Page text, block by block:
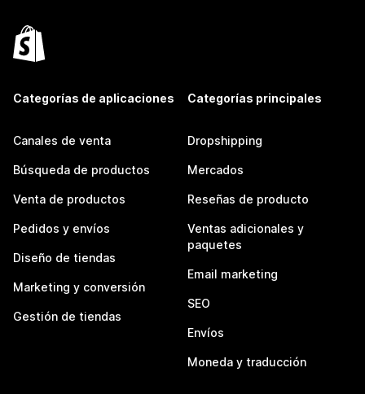
Categorías de aplicaciones
Canales de venta
Búsqueda de productos
Venta de productos
Pedidos y envíos
Diseño de tiendas
Marketing y conversión
Gestión de tiendas
Categorías principales
Dropshipping
Mercados
Reseñas de producto
Ventas adicionales y
paquetes
Email marketing
SEO
Envíos
Moneda y traducción